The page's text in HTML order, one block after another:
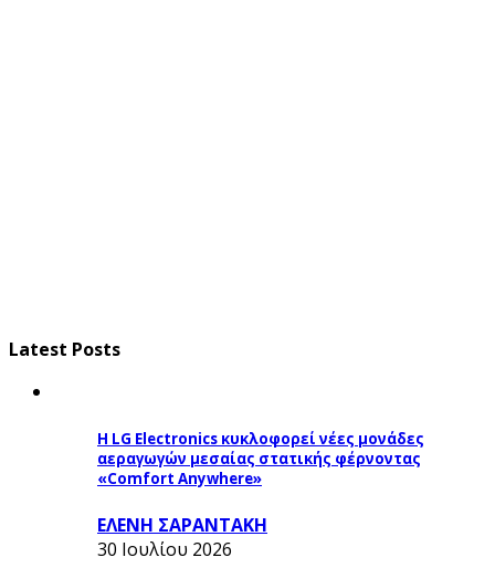
Latest Posts
Η LG Electronics κυκλοφορεί νέες μονάδες
αεραγωγών μεσαίας στατικής φέρνοντας
«Comfort Anywhere»
ΕΛΕΝΗ ΣΑΡΑΝΤΑΚΗ
30 Ιουλίου 2026